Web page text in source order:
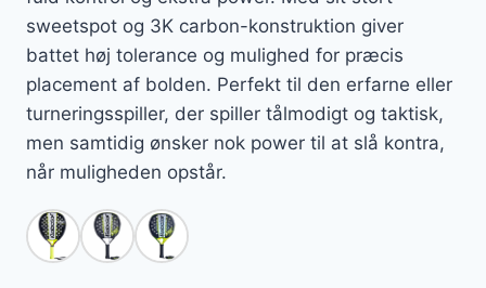
sweetspot og 3K carbon-konstruktion giver
battet høj tolerance og mulighed for præcis
placement af bolden. Perfekt til den erfarne eller
turneringsspiller, der spiller tålmodigt og taktisk,
men samtidig ønsker nok power til at slå kontra,
når muligheden opstår.